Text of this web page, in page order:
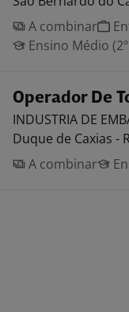
A combinar
Ensino Médio
Operador De
INDUSTRIA DE
Duque de Caxias -
A combinar